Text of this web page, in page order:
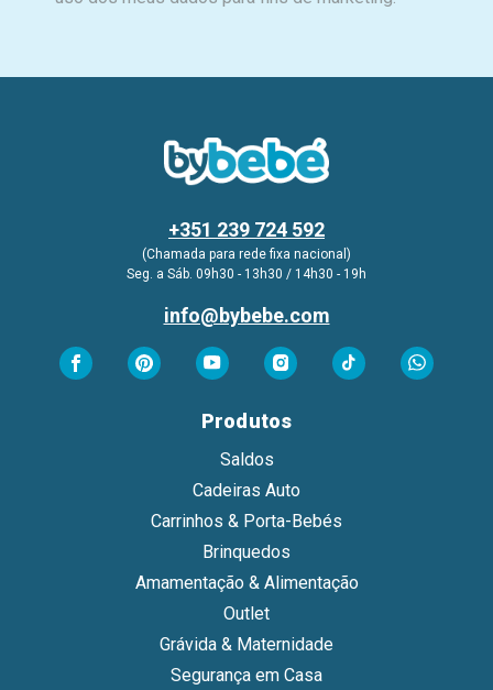
+351 239 724 592
(Chamada para rede fixa nacional)
Seg. a Sáb. 09h30 - 13h30 / 14h30 - 19h
info@bybebe.com
Produtos
Saldos
Cadeiras Auto
Carrinhos & Porta-Bebés
Brinquedos
Amamentação & Alimentação
Outlet
Grávida & Maternidade
Segurança em Casa